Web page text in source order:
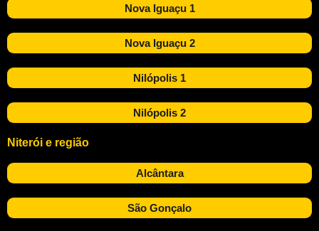
Nova Iguaçu 1
Nova Iguaçu 2
Nilópolis 1
Nilópolis 2
Niterói e região
Alcântara
São Gonçalo